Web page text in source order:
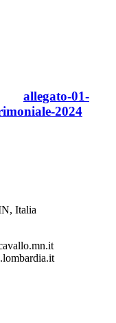
allegato-01-
2024
Italia